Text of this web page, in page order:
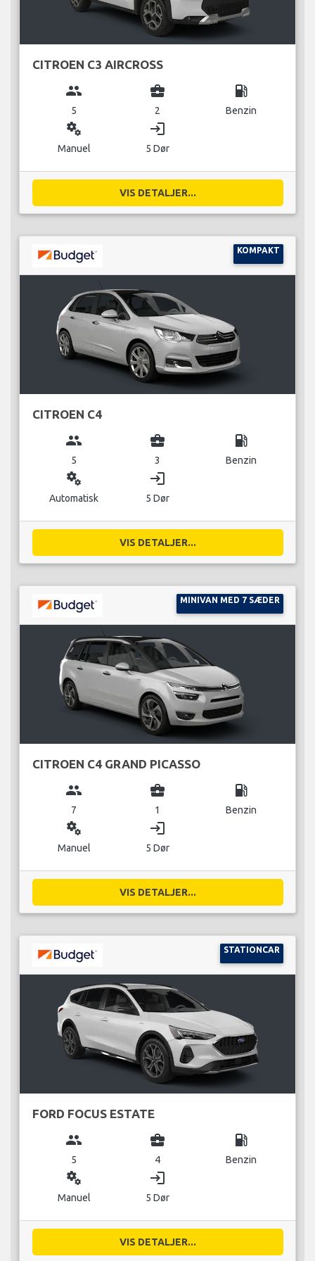
CITROEN C3 AIRCROSS
group
5
business_center
2
local_gas_station
Benzin
miscellaneous_services
Manuel
login
5 Dør
VIS DETALJER...
KOMPAKT
CITROEN C4
group
5
business_center
3
local_gas_station
Benzin
miscellaneous_services
Automatisk
login
5 Dør
VIS DETALJER...
MINIVAN MED 7 SÆDER
CITROEN C4 GRAND PICASSO
group
7
business_center
1
local_gas_station
Benzin
miscellaneous_services
Manuel
login
5 Dør
VIS DETALJER...
STATIONCAR
FORD FOCUS ESTATE
group
5
business_center
4
local_gas_station
Benzin
miscellaneous_services
Manuel
login
5 Dør
VIS DETALJER...